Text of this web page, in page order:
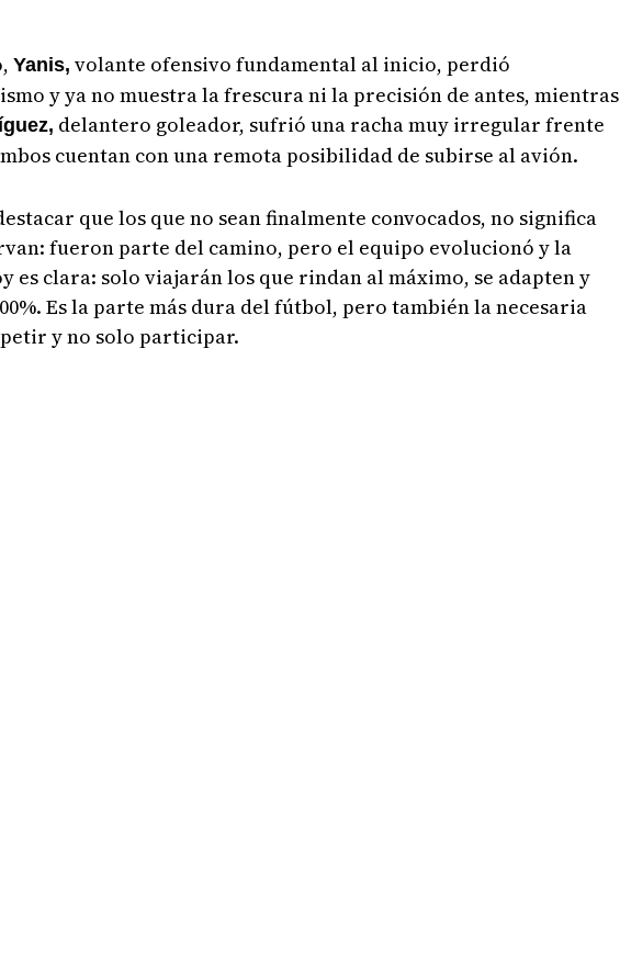
Yanis, volante ofensivo fundamental al inicio, perdió
y ya no muestra la frescura ni la precisión de antes, mientras
delantero goleador, sufrió una racha muy irregular frente
cuentan con una remota posibilidad de subirse al avión.
que los que no sean finalmente convocados, no significa
fueron parte del camino, pero el equipo evolucionó y la
es clara: solo viajarán los que rindan al máximo, se adapten y
Es la parte más dura del fútbol, pero también la necesaria
y no solo participar.